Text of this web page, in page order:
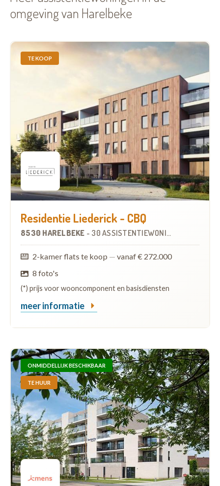
omgeving van Harelbeke
TE KOOP
Residentie Liederick - CBQ
8530 HARELBEKE - 30 ASSISTENTIEWONINGEN
2-kamer flats te koop — vanaf € 272.000
8 foto's
(*) prijs voor wooncomponent en basisdiensten
meer informatie
ONMIDDELLIJK BESCHIKBAAR
TE HUUR